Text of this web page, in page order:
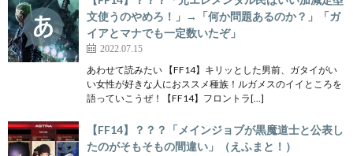
文使うのやめろ！」→「何か問題あるのか？」「ガ
イアとマナでも一定数いたぞ」
2022.07.15
あわせて読みたい 【FF14】キリッとした男前、ガタイがい
い女性が好きな人におススメ種族！ルガメスのイイところを
語っていこうぜ！【FF14】フロントラ[…]
【FF14】？？？「メインジョブが黒魔道士と公表し
たのがそもそもの間違い」（えふまと！）